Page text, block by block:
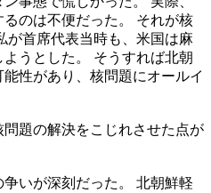
のは不便だった。 それが核
が首席代表当時も、米国は麻
うとした。 そうすれば北朝
性があり、核問題にオールイ
題の解決をこじれさせた点が
争いが深刻だった。 北朝鮮軽